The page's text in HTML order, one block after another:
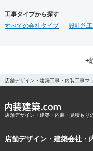
工事タイプから探す
すべての会社タイプ
設計施
+
店舗デザイン・建築工事・内装工事マ
店舗デザイン・建築・内装・見積もり
店舗デザイン・建築会社・